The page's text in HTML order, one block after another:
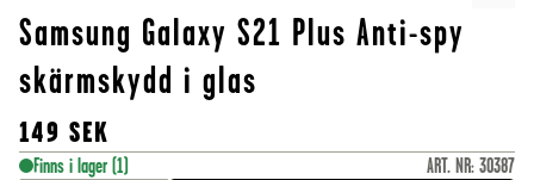
Samsung Galaxy S21 Plus Anti-spy
skärmskydd i glas
149 SEK
Finns i lager (1) ART. NR: 30387